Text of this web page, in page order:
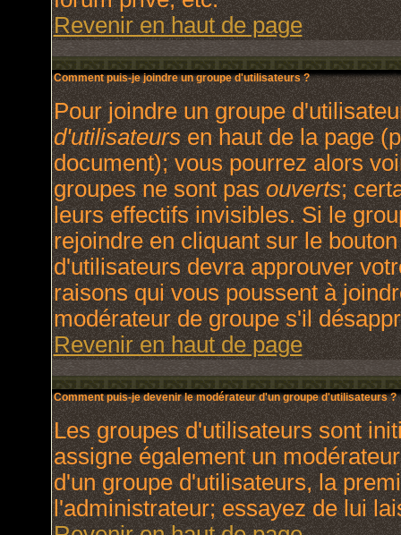
Revenir en haut de page
Comment puis-je joindre un groupe d'utilisateurs ?
Pour joindre un groupe
d'utilisateursen haut de la page
document); vous pourrez alors
groupes ne sont pasouverts;
leurs effectifs invisibles. Si le
rejoindre en cliquant sur le
d'utilisateurs devra approuver
raisons qui vous poussent à
modérateur de groupe s'il
Revenir en haut de page
Comment puis-je devenir le modérateur d'un groupe d'utilisateurs ?
Les groupes d'utilisateurs sont
assigne également un
d'un groupe d'utilisateurs, la
l'administrateur; essayez de lui